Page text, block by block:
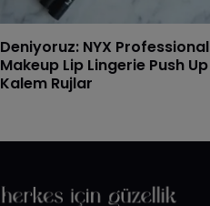
Deniyoruz: NYX Professional
Makeup Lip Lingerie Push Up
Kalem Rujlar